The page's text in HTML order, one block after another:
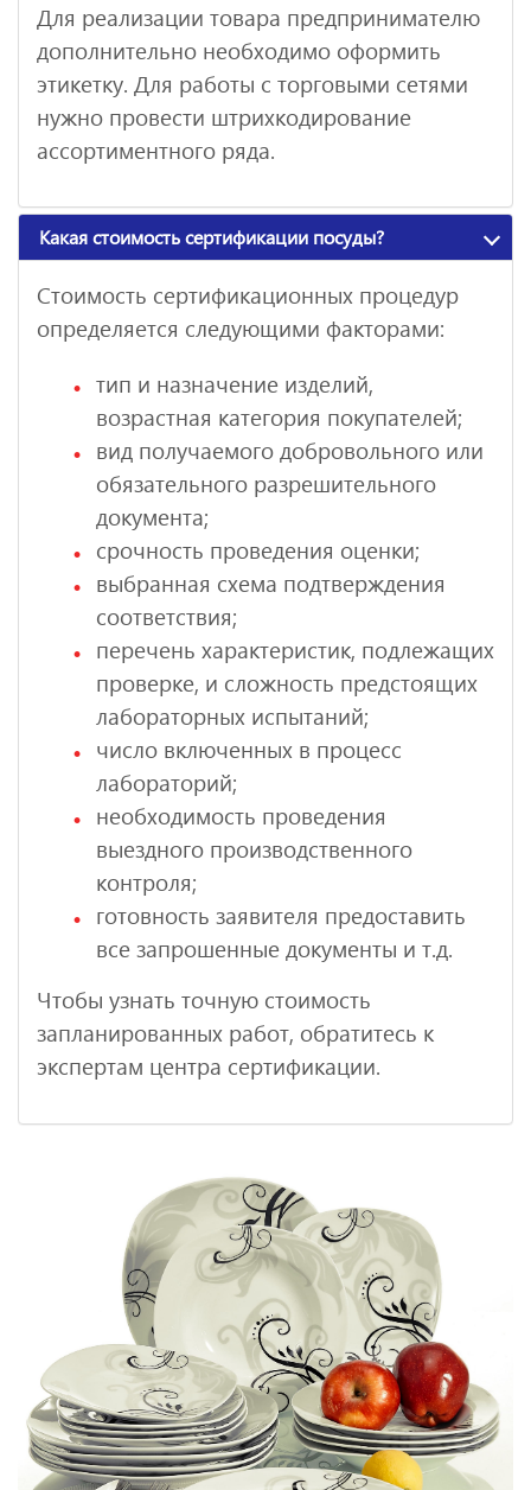
Для реализации товара предпринимателю
дополнительно необходимо оформить
этикетку. Для работы с торговыми сетями
нужно провести штрихкодирование
ассортиментного ряда.
Какая стоимость сертификации посуды?
Стоимость сертификационных процедур
определяется следующими факторами:
тип и назначение изделий,
возрастная категория покупателей;
вид получаемого добровольного или
обязательного разрешительного
документа;
срочность проведения оценки;
выбранная схема подтверждения
соответствия;
перечень характеристик, подлежащих
проверке, и сложность предстоящих
лабораторных испытаний;
число включенных в процесс
лабораторий;
необходимость проведения
выездного производственного
контроля;
готовность заявителя предоставить
все запрошенные документы и т.д.
Чтобы узнать точную стоимость
запланированных работ, обратитесь к
экспертам центра сертификации.